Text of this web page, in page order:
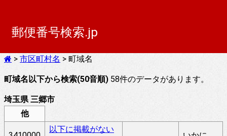
郵便番号検索.jp
> 市区町村名 > 町域名
町域名以下から検索(50音順) 58件のデータがあります。
埼玉県 三郷市
他
以下に掲載がない